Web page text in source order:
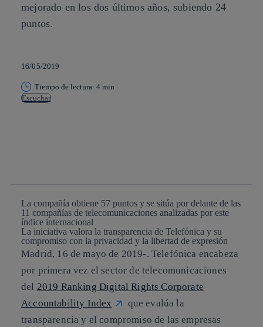
mejorado en los dos últimos años, subiendo 24
puntos.
16/05/2019
Tiempo de lectura: 4 min
Escuchar
La compañía obtiene 57 puntos y se sitúa por delante de las
11 compañías de telecomunicaciones analizadas por este
índice internacional
La iniciativa valora la transparencia de Telefónica y su
compromiso con la privacidad y la libertad de expresión
Madrid, 16 de mayo de 2019-. Telefónica encabeza
por primera vez el sector de telecomunicaciones
del 2019 Ranking Digital Rights Corporate
Accountability Index
que evalúa la
transparencia y el compromiso de las empresas